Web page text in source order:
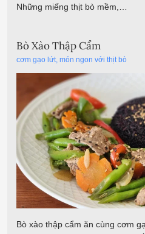
Những miếng thịt bò mềm,…
Bò Xào Thập Cẩm
cơm gạo lứt, món ngon với thịt bò
Bò xào thập cẩm ăn cùng cơm